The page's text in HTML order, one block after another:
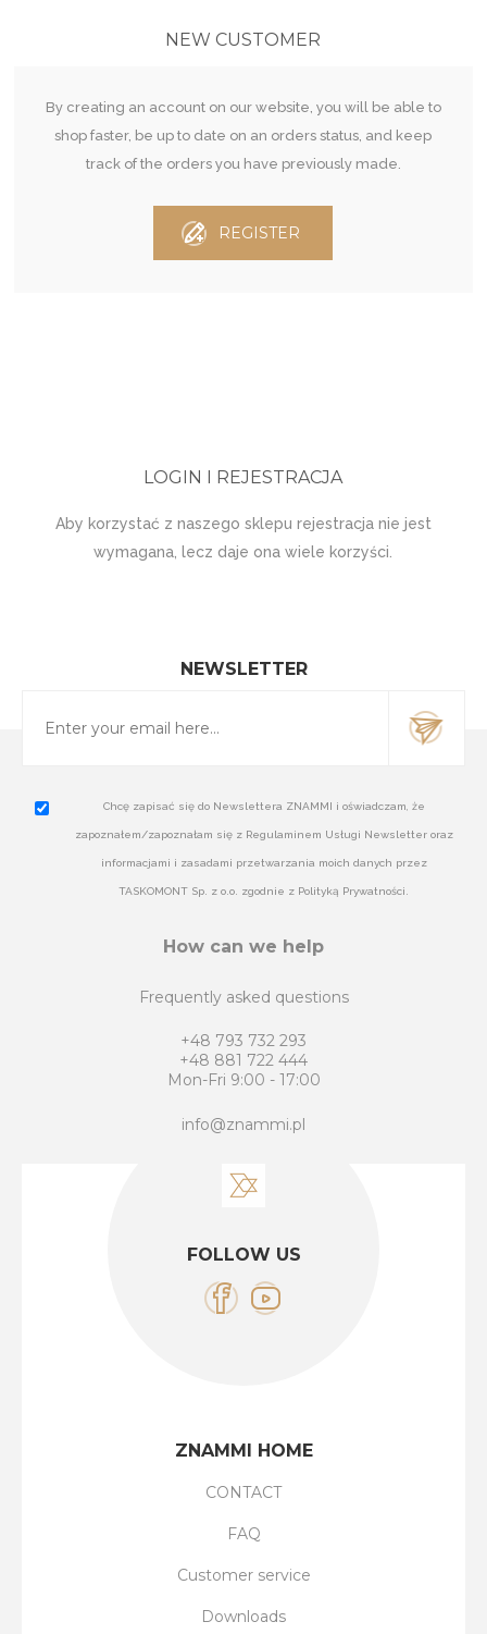
NEW CUSTOMER
By creating an account on our website, you will be able to
shop faster, be up to date on an orders status, and keep
track of the orders you have previously made.
REGISTER
LOGIN I REJESTRACJA
Aby korzystać z naszego sklepu rejestracja nie jest
wymagana, lecz daje ona wiele korzyści.
NEWSLETTER
Chcę zapisać się do Newslettera ZNAMMI i oświadczam, że
zapoznałem/zapoznałam się z Regulaminem Usługi Newsletter oraz
informacjami i zasadami przetwarzania moich danych przez
TASKOMONT Sp. z o.o. zgodnie z Polityką Prywatności.
How can we help
Frequently asked questions
+48 793 732 293
+48 881 722 444
Mon-Fri 9:00 - 17:00
info@znammi.pl
FOLLOW US
ZNAMMI HOME
CONTACT
FAQ
Customer service
Downloads